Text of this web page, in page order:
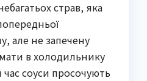
страв, яка
але не запечену
в холодильнику
соуси просочують